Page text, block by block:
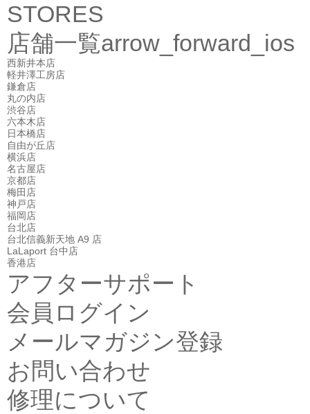
STORES
店舗一覧arrow_forward_ios
西新井本店
軽井澤工房店
鎌倉店
丸の内店
渋谷店
六本木店
日本橋店
自由が丘店
横浜店
名古屋店
京都店
梅田店
神戸店
福岡店
台北店
台北信義新天地 A9 店
LaLaport 台中店
香港店
アフターサポート
会員ログイン
メールマガジン登録
お問い合わせ
修理について